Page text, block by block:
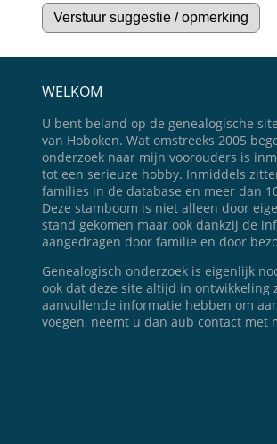
WELKOM
U bent beland op de genealogische
van Hoboken. Wat omstreeks 2005
onderzoek naar mijn voorouders is
tot een serieuze hobby. Inmiddels
families in de database en meer dan
Deze stamboom is niet alleen door
stand gekomen maar ook dankzij de
aangedragen door familie en door
Genealogisch onderzoek is eigenlijk
ook dat deze site altijd in ontwikkeling
aanvullende informatie hebben om
voegen, neemt u dan aub contact met